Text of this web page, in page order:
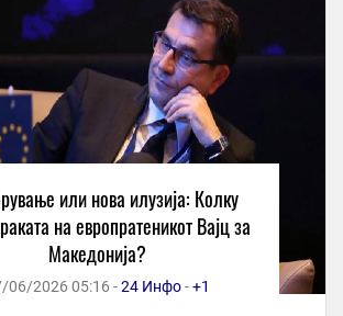
или нова илузија: Колку
на европратеникот Вајц за
Македонија?
06/2026 05:16 -24 Инфо-+1